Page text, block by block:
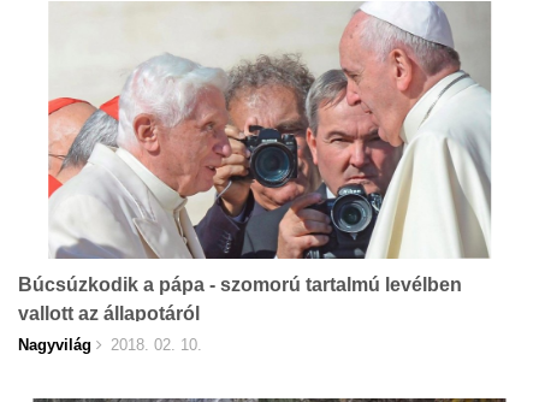
Búcsúzkodik a pápa - szomorú tartalmú levélben
vallott az állapotáról
Nagyvilág 2018. 02. 10.